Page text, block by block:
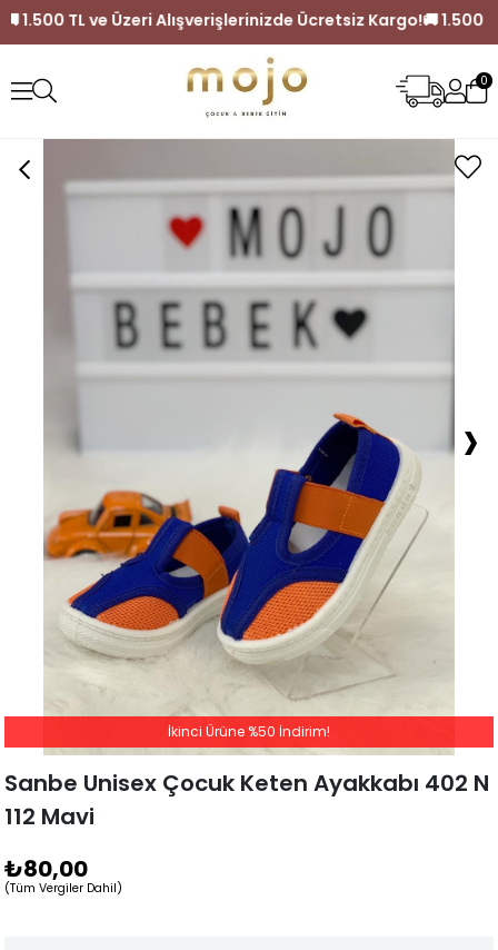
🚚 1.500 TL ve Üzeri Alışverişlerinizde Ücretsiz Kargo!
0
›
Sanbe Unisex Çocuk Keten Ayakkabı 402 N
112 Mavi
₺80,00
(Tüm Vergiler Dahil)
İkinci Ürüne %50 İndirim!